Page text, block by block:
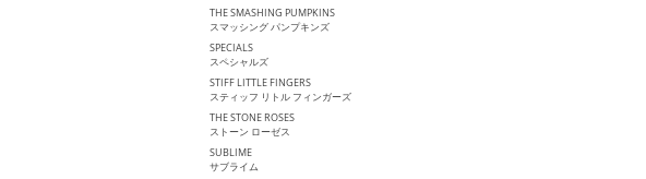
THE SMASHING PUMPKINS
スマッシング パンプキンズ
SPECIALS
スペシャルズ
STIFF LITTLE FINGERS
スティッフ リトル フィンガーズ
THE STONE ROSES
ストーン ローゼス
SUBLIME
サブライム